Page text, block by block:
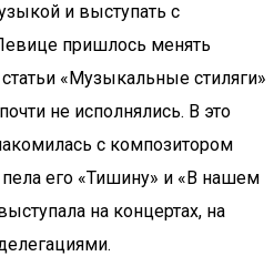
и выступать с
пришлось менять
«Музыкальные стиляги»
не исполнялись. В это
с композитором
его «Тишину» и «В нашем
на концертах, на